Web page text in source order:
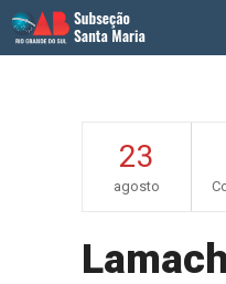
23
agosto